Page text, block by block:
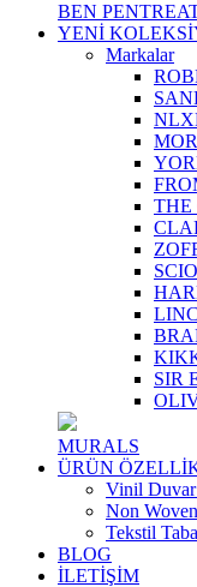
BEN
YENİ
Markalar
THE
SIR
MURALS
ÜRÜN
Vinil Duvar
Non
Tekstil
BLOG
İLETİŞİM